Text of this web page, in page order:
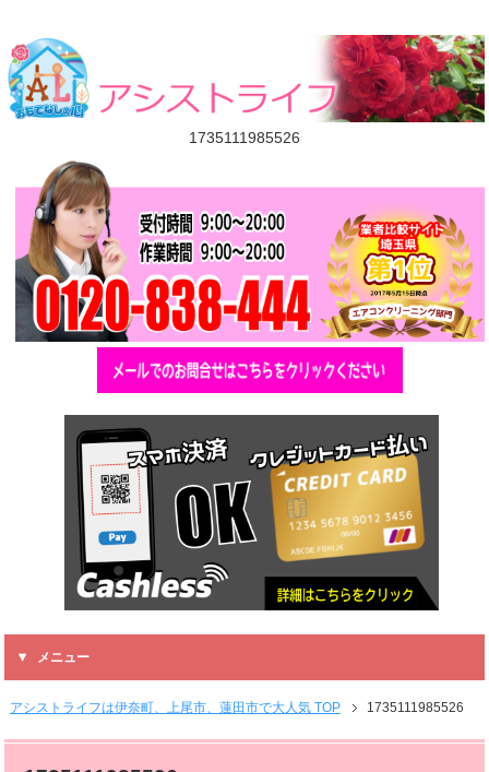
1735111985526
メニュー
アシストライフは伊奈町、上尾市、蓮田市で大人気 TOP 1735111985526